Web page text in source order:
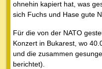
ohnehin kapiert hat, was
sich Fuchs und Hase gute
Für die von der NATO
Konzert in Bukarest, wo
und die zusammen
berichtet).